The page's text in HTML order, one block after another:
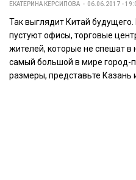
ЕКАТЕРИНА КЕРСИПОВА 06.06.2017 -
Так выглядит Китай
пустуют офисы, торговые
жителей, которые не спешат в
самый большой в мире город-
размеры, представьте Казань